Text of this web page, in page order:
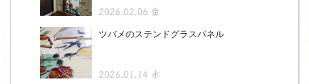
2026.02.06 金
ツバメのステンドグラスパネル
2026.01.14 水